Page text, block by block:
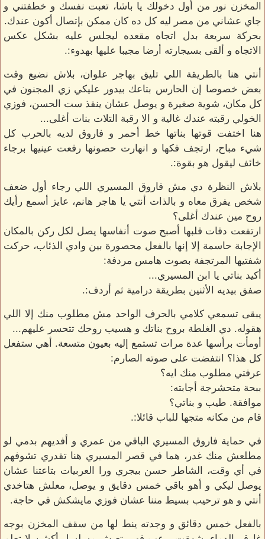
المخزن نور من أول دخولك يا باشا، تعبت نفسك و خطفتني و
جاي عشاني من مصر ليه كل ده كان ممكن بإتصال أكون عندك.
بحركة سريعة بدل اتجاه مقعده ليجلس عليه بشكل عكس
الاتجاه و ألقى بسيجارته أرضا مجيبا عليها بهدوء:.
أنتي هنا بالطريقة اللي تليق بهاجر علوان، بلاش نضيع وقت
بعض خصوصا إن الحارس بتاعك بيدور عليكي زي المجنون في
كل مكان، شوية صغيرة و يوصل عشان ينقذ ست الحسن، فوزي
الخولي رقبته عندك غالية و الا رقبة التلات بنات أغلى...
هنا اختفت قوتها بناتها خط أحمر و فاروق لديه بالحرب كل
شيء مباح، ارتجف فكها و انهارت حصونها رفعت عينيها برجاء
خائف ليقول هو بقوة:.
بلاش النظرة دي مش فاروق المسيري اللي رجاء أول ضعف
شخص يفرق معاه و بالذات أنتي يا هاجر هانم، عايز أسمع رأيك
روح مين عندك أغلى؟
ارتفعت دقات قلبها أصبح صوت أنفاسها يصل لكل ركن بالمكان
الإجابة حاسمة إلا إنها بالفعل محصورة بين وادي الذئاب، حركت
شفتيها المرتجفة بصوت هامس مردفة:
أكيد بناتي يا ابن المسيري...
صفق بيديه الأثنين بطريقة درامية ثم أردف:.
يبقى تسمعي كلامي بالحرف الواحد مش مطلوب منك إلا اللي
هقوله. دي الغلطة بروح بناتك و هسيب روحك تتحسر عليهم...
أومأت برأسها عدة مرات تستمع إليه بعيون متسعة. أهي ستفعل
كل هذا؟ انتفضت على صوته الصارم:
عرفتي مطلوب منك ايه؟
ببحة متحشرجة أجابته:
موافقة. طيب و بناتي؟
قام من مكانه متجها للباب قائلا:.
في حماية فاروق المسيري الباقي من عمري و أفديهم بدمي لو
مطلعش منك غدر، هما في قصر المسيري هنا تقدري تشوفهم
في أي وقت، الشاطر حسن بيجري ورا العربيات بتاعتنا عشان
يوصل ليكي و أهو باقي خمس دقايق و يوصل، معلش هتاخدي
أنتي و هو ترحيب بسيط مننا عشان فوزي مايشكش في حاجة.
بالفعل خمس دقائق و وجدته ينط لها من سقف المخزن بوجه